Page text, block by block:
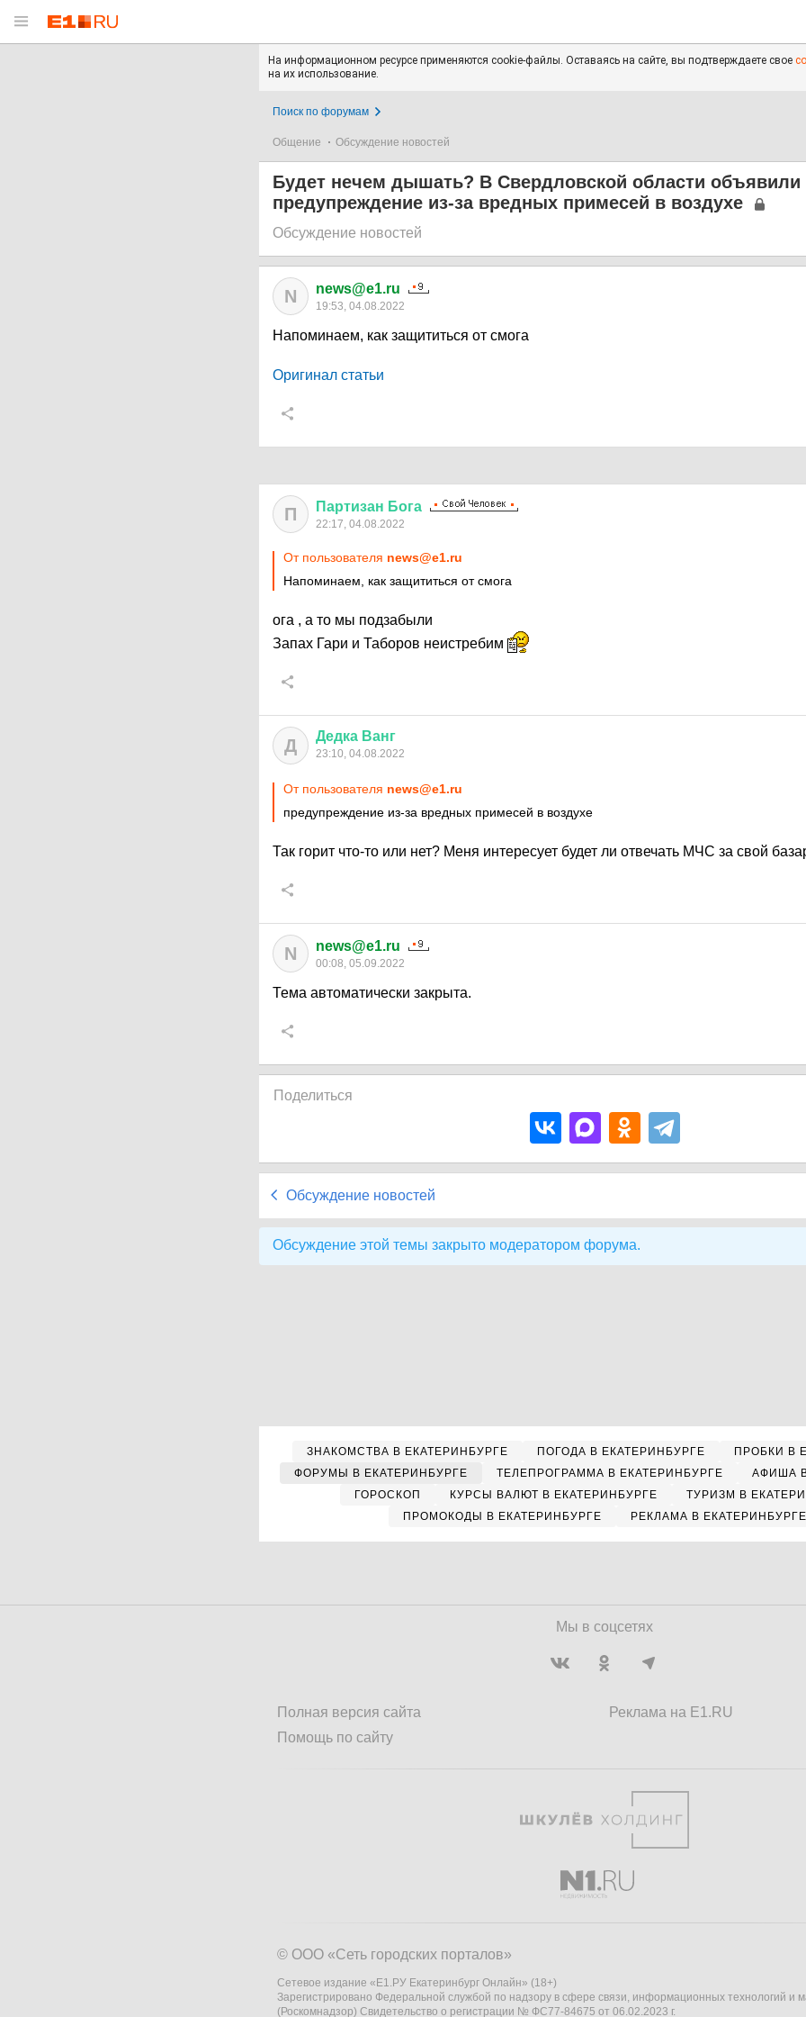
На информационном ресурсе применяются cookie-файлы. Оставаясь на сайте, вы подтверждаете свое
на их использование.
Поиск по форумам
Общение Обсуждение новостей
Будет нечем дышать? В Свердловской области объявили
предупреждение из-за вредных примесей в воздухе
Обсуждение новостей
N news@e1.ru
19:53, 04.08.2022
Напоминаем, как защититься от смога
Оригинал статьи
П Партизан Бога
22:17, 04.08.2022
От пользователя news@e1.ru
Напоминаем, как защититься от смога
ога , а то мы подзабыли
Запах Гари и Таборов неистребим
Д Дедка Ванг
23:10, 04.08.2022
От пользователя news@e1.ru
предупреждение из-за вредных примесей в воздухе
Так горит что-то или нет? Меня интересует будет ли отвечать МЧС за свой
N news@e1.ru
00:08, 05.09.2022
Тема автоматически закрыта.
Поделиться
Обсуждение новостей
Обсуждение этой темы закрыто модератором форума.
ЗНАКОМСТВА В ЕКАТЕРИНБУРГЕ ПОГОДА В ЕКАТЕРИНБУРГЕ
ПРОБКИ В
ФОРУМЫ В ЕКАТЕРИНБУРГЕ
ТЕЛЕПРОГРАММА В ЕКАТЕРИНБУРГЕ
АФИША
ГОРОСКОП
КУРСЫ ВАЛЮТ В ЕКАТЕРИНБУРГЕ
ТУРИЗМ В
ПРОМОКОДЫ В ЕКАТЕРИНБУРГЕ
РЕКЛАМА В ЕКАТЕРИНБУРГЕ
Мы в соцсетях
Полная версия сайта
Помощь по сайту
Реклама на E1.RU
© ООО «Сеть городских порталов»
Сетевое издание «Е1.РУ Екатеринбург Онлайн» (18+)
Зарегистрировано Федеральной службой по надзору в сфере связи, информационных технологий и
(Роскомнадзор) Свидетельство о регистрации № ФС77-84675 от 06.02.2023 г.